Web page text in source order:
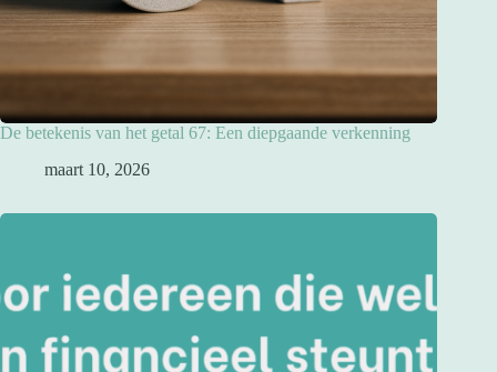
De betekenis van het getal 67: Een diepgaande verkenning
maart 10, 2026